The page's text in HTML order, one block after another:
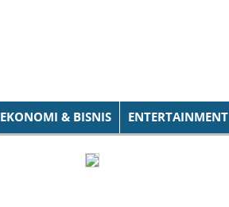
EKONOMI & BISNIS ENTERTAINMENT